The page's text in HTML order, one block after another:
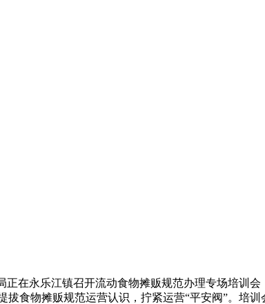
在永乐江镇召开流动食物摊贩规范办理专场培训会
食物摊贩规范运营认识，拧紧运营“平安阀”。培